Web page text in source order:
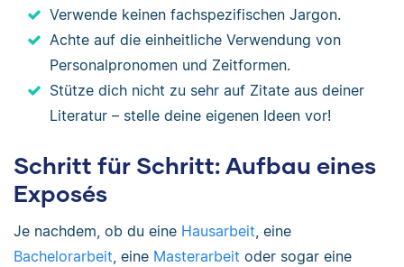
Verwende keinen fachspezifischen Jargon.
Achte auf die einheitliche Verwendung von
Personalpronomen und Zeitformen.
Stütze dich nicht zu sehr auf Zitate aus deiner
Literatur – stelle deine eigenen Ideen vor!
Schritt für Schritt: Aufbau eines
Exposés
Je nachdem, ob du eine Hausarbeit, eine
Bachelorarbeit, eine Masterarbeit oder sogar eine